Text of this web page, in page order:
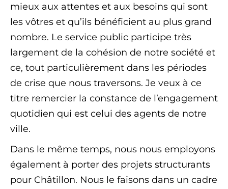
mieux aux attentes et aux besoins qui sont
les vôtres et qu’ils bénéficient au plus grand
nombre. Le service public participe très
largement de la cohésion de notre société et
ce, tout particulièrement dans les périodes
de crise que nous traversons. Je veux à ce
titre remercier la constance de l’engagement
quotidien qui est celui des agents de notre
ville.
Dans le même temps, nous nous employons
également à porter des projets structurants
pour Châtillon. Nous le faisons dans un cadre